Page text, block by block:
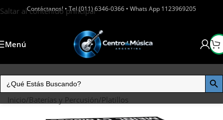
Saltar al contenido principal
Contáctanos! • Tel (011) 6346-0366 • Whats App 1123969205
Menú
Inicio/Baterías y Percusión/Platillos